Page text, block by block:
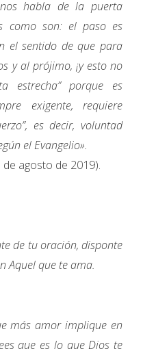
habla de la puerta
como son: el paso es
el sentido de que para
y al prójimo, ¡y esto no
estrecha” porque es
exigente, requiere
es decir, voluntad
el Evangelio».
de agosto de 2019).
de tu oración, disponte
Aquel que te ama.
más amor implique en
que es lo que Dios te